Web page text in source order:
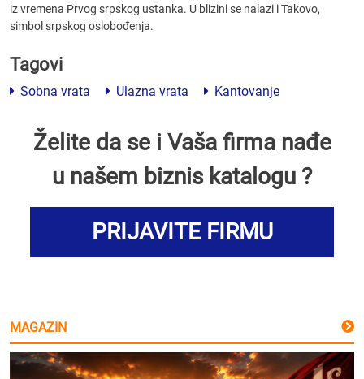
iz vremena Prvog srpskog ustanka. U blizini se nalazi i Takovo,
simbol srpskog oslobođenja.
Tagovi
Sobna vrata Ulazna vrata Kantovanje
Želite da se i Vaša firma nađe
u našem biznis katalogu ?
PRIJAVITE FIRMU
MAGAZIN